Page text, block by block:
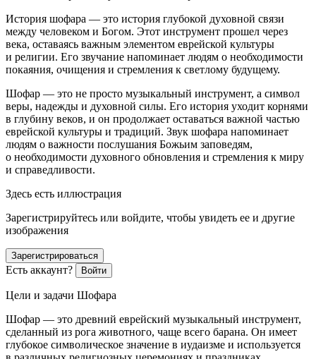
История шофара — это история глубокой духовной связи
между человеком и Богом. Этот инструмент прошел через
века, оставаясь важным элементом еврейской культуры
и религии. Его звучание напоминает людям о необходимости
покаяния, очищения и стремления к светлому будущему.
Шофар — это не просто музыкальный инструмент, а символ
веры, надежды и духовной силы. Его история уходит корнями
в глубину веков, и он продолжает оставаться важной частью
еврейской культуры и традиций. Звук шофара напоминает
людям о важности послушания Божьим заповедям,
о необходимости духовного обновления и стремления к миру
и справедливости.
Здесь есть иллюстрация
Зарегистрируйтесь или войдите, чтобы увидеть ее и другие
изображения
Зарегистрироваться
Есть аккаунт? Войти
Цели и задачи Шофара
Шофар — это древний еврейский музыкальный инструмент,
сделанный из рога животного, чаще всего барана. Он имеет
глубокое символическое значение в иудаизме и используется